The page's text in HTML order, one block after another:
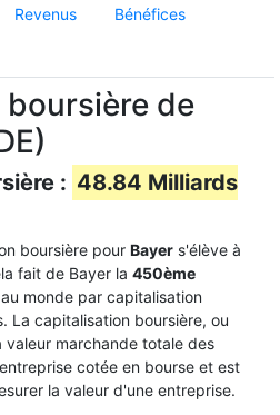
Revenus Bénéfices
de
: 48.84 Milliards
boursière pour Bayer s'élève à
fait de Bayer la 450ème
monde par capitalisation
La capitalisation boursière, ou
valeur marchande totale des
cotée en bourse et est
la valeur d'une entreprise.